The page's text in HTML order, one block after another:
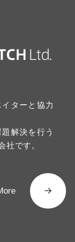
ターと協力
解決を行う
社です。